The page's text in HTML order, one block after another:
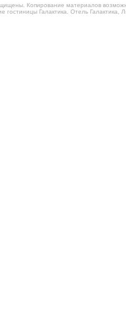
Копирование материалов
гостиницы Галактика. Отель Галактика,